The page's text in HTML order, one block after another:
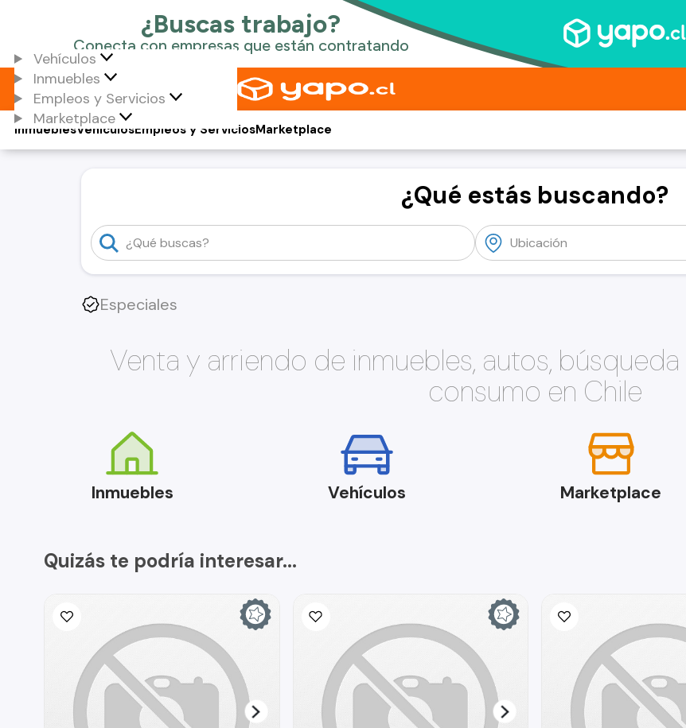
Vehículos
Inmuebles
Empleos y Servicios
Marketplace
Vehículos
Inmuebles Empleos y ServiciosMarketplace
¿Qué estás buscando?
Especiales
Venta y arriendo de inmuebles, autos,
consumo en Chile
Inmuebles Vehículos Marketplace
Quizás te podría interesar...